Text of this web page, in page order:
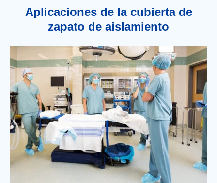
Aplicaciones de la cubierta de
zapato de aislamiento